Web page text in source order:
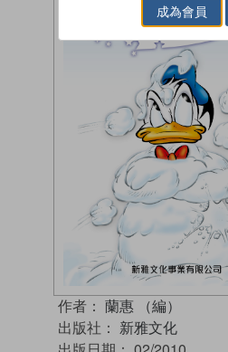
作者： 蘭惠 （編）
出版社： 新雅文化
成為會員